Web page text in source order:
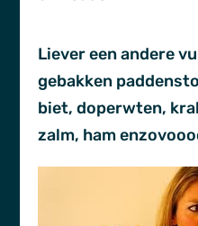
Liever een andere
gebakken
biet, doperwten,
zalm, ham